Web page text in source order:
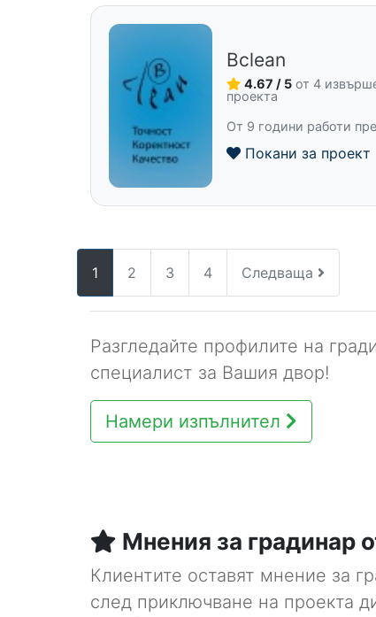
Bclean
4.67 / 5 от 4
проекта
От 9 години работи
Покани за проект
1 2 3 4 Следваща
Разгледайте профилите на
специалист за Вашия двор!
Намери изпълнител
Мнения за градинар
Клиентите оставят мнение за
след приключване на проекта